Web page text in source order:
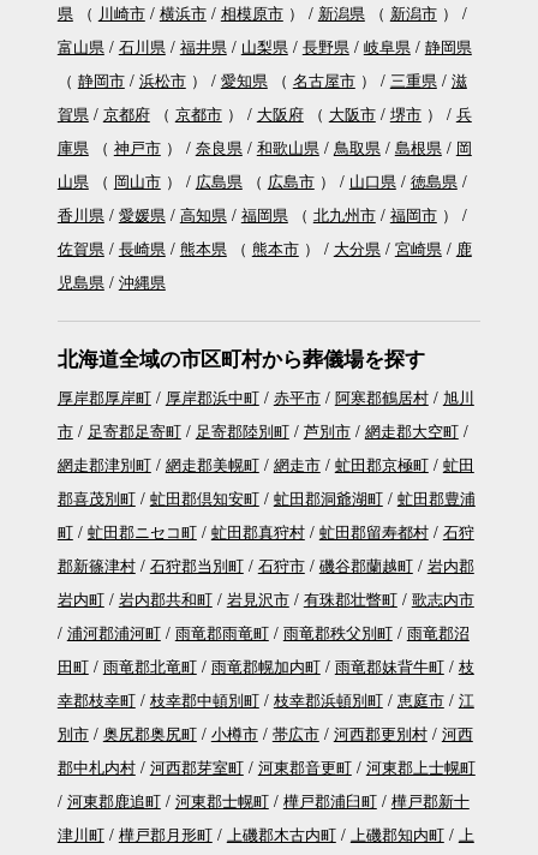
県（ 川崎市 横浜市 相模原市） 新潟県（ 新潟市）
富山県
石川県 福井県 山梨県 長野県 岐阜県
静岡県
（ 静岡市 浜松市） 愛知県（ 名古屋市） 三重県
滋
賀県
京都府（ 京都市） 大阪府（ 大阪市 堺市）
兵
庫県（ 神戸市） 奈良県 和歌山県 鳥取県 島根県
岡
山県（ 岡山市） 広島県（ 広島市） 山口県
徳島県
香川県
愛媛県 高知県 福岡県（ 北九州市 福岡市）
佐賀県
長崎県 熊本県（ 熊本市） 大分県 宮崎県
鹿
児島県
沖縄県
北海道全域の市区町村から葬儀場を探す
厚岸郡厚岸町 厚岸郡浜中町 赤平市 阿寒郡鶴居村
旭川
市
足寄郡足寄町 足寄郡陸別町 芦別市
網走郡大空町
網走郡津別町
網走郡美幌町 網走市 虻田郡京極町
虻田
郡喜茂別町
虻田郡倶知安町 虻田郡洞爺湖町
虻田郡豊浦
町
虻田郡ニセコ町 虻田郡真狩村 虻田郡留寿都村
石狩
郡新篠津村
石狩郡当別町 石狩市 磯谷郡蘭越町
岩内郡
岩内町
岩内郡共和町 岩見沢市 有珠郡壮瞥町
歌志内市
浦河郡浦河町
雨竜郡雨竜町 雨竜郡秩父別町
雨竜郡沼
田町
雨竜郡北竜町 雨竜郡幌加内町 雨竜郡妹背牛町
枝
幸郡枝幸町
枝幸郡中頓別町 枝幸郡浜頓別町 恵庭市
江
別市
奥尻郡奥尻町 小樽市 帯広市 河西郡更別村
河西
郡中札内村
河西郡芽室町 河東郡音更町
河東郡上士幌町
河東郡鹿追町
河東郡士幌町 樺戸郡浦臼町
樺戸郡新十
津川町
樺戸郡月形町 上磯郡木古内町 上磯郡知内町
上